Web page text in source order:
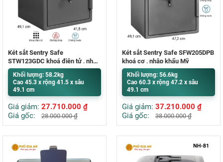
Két sắt Sentry Safe
STW123GDC khoá điện tử , nhập
khẩu Mỹ
Khối lượng: 58.2kg
Cao 45.3 x rộng 41.5 x sâu
49.1 cm
Giá giảm: 27.710.000 ₫
Giá gốc:
28.000.000₫
Két sắt Sentry Safe SFW205DPB
khoá cơ , nhập khẩu Mỹ
Khối lượng: 56.6kg
Cao 60.3 x rộng 47.2 x sâu
49.1 cm
Giá giảm: 37.210.000 ₫
Giá gốc:
38.000.000₫